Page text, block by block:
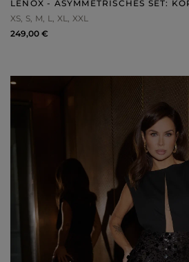
LENOX - ASYMMETRISCHES SET:
XS S M L XL XXL
249,00 €